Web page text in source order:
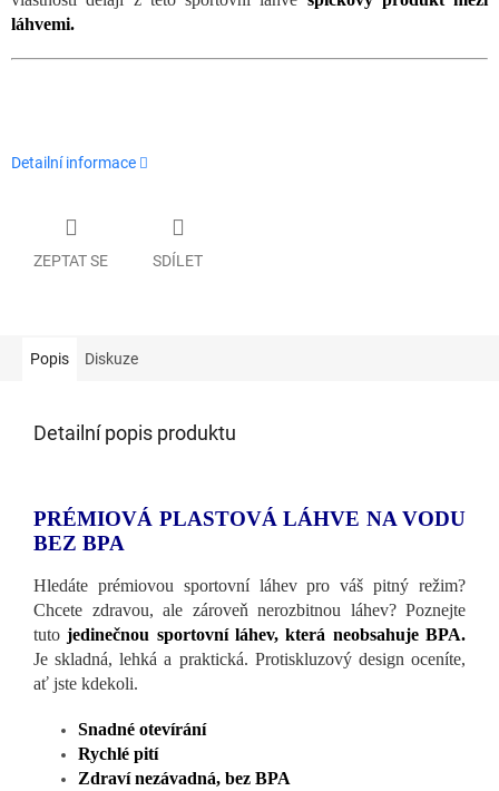
láhvemi.
Detailní informace
ZEPTAT SE SDÍLET
Popis Diskuze
Detailní popis produktu
PRÉMIOVÁ PLASTOVÁ LÁHVE NA VODU
BEZ BPA
Hledáte prémiovou sportovní láhev pro váš pitný režim?
Chcete zdravou, ale zároveň nerozbitnou láhev? Poznejte
tutojedinečnou sportovní láhev, která neobsahuje BPA.
Je skladná, lehká a praktická. Protiskluzový design oceníte,
ať jste kdekoli.
Snadné otevírání
Rychlé pití
Zdraví nezávadná, bez BPA